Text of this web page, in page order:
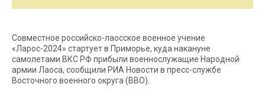
Совместное российско-лаосское военное учение
«Ларос-2024» стартует в Приморье, куда накануне
самолетами ВКС РФ прибыли военнослужащие Народной
армии Лаоса, сообщили РИА Новости в пресс-службе
Восточного военного округа (ВВО).